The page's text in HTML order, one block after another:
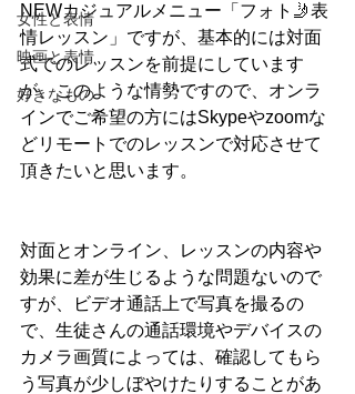
女性と表情
映画と表情
好きなもの
NEWカジュアルメニュー「フォト🤳表
情レッスン」ですが、基本的には対面
式でのレッスンを前提にしています
が、このような情勢ですので、オンラ
インでご希望の方にはSkypeやzoomな
どリモートでのレッスンで対応させて
頂きたいと思います。
対面とオンライン、レッスンの内容や
効果に差が生じるような問題ないので
すが、ビデオ通話上で写真を撮るの
で、生徒さんの通話環境やデバイスの
カメラ画質によっては、確認してもら
う写真が少しぼやけたりすることがあ